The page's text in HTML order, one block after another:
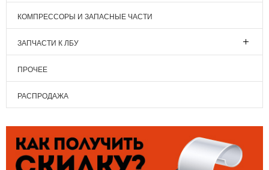
КОМПРЕССОРЫ И ЗАПАСНЫЕ ЧАСТИ
ЗАПЧАСТИ К ЛБУ
ПРОЧЕЕ
РАСПРОДАЖА